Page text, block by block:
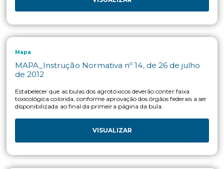
Mapa
MAPA ANVISA IBAMA_Instrução Normativa
Conjunta nº 1, de 16 de junho de 2014
agrotóxicos, seus componentes e afins para culturas com
fitossanitário insuficiente, bem como o limite máximo de
permitido.